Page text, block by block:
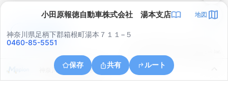
小田原報徳自動車株式会社 湯本支店 地図
神奈川県足柄下郡箱根町湯本７１１−５
0460-85-5551
保存 共有 ルート
神奈川県小田原市米神
アプリで見る